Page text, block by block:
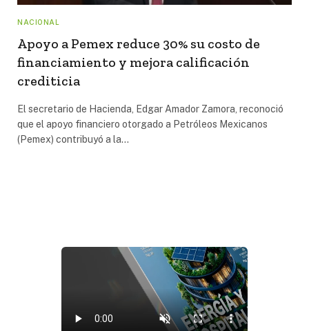
NACIONAL
Apoyo a Pemex reduce 30% su costo de
financiamiento y mejora calificación
crediticia
El secretario de Hacienda, Edgar Amador Zamora, reconoció
que el apoyo financiero otorgado a Petróleos Mexicanos
(Pemex) contribuyó a la…